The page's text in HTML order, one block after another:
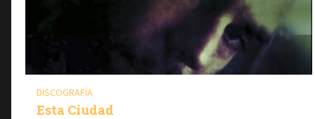
DISCOGRAFÍA
Esta Ciudad